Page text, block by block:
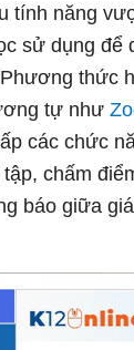
tính năng
sử dụng để
thức
tự như
các chức
chấm
báo giữa